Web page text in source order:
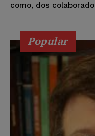
como, dos
Popular